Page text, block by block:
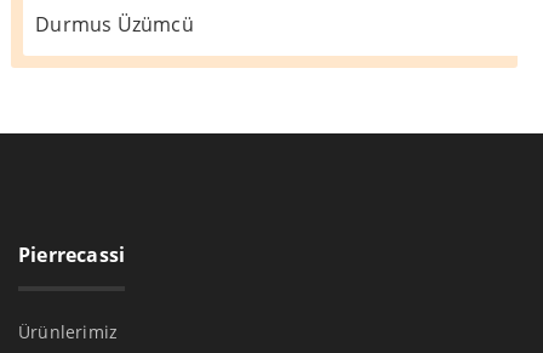
Durmus Üzümcü
Pierrecassi
Ürünlerimiz